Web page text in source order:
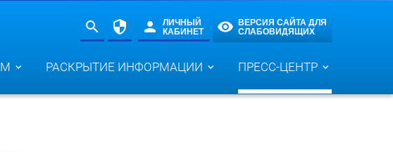
ЛИЧНЫЙ
КАБИНЕТ
ВЕРСИЯ САЙТА ДЛЯ
СЛАБОВИДЯЩИХ
РАСКРЫТИЕ ИНФОРМАЦИИ ПРЕСС-ЦЕНТР